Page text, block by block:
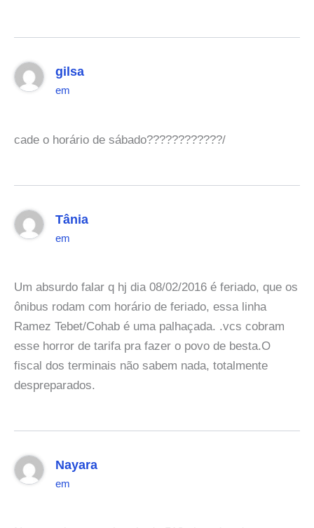
gilsa
em
cade o horário de sábado????????????/
Tânia
em
Um absurdo falar q hj dia 08/02/2016 é feriado, que os
ônibus rodam com horário de feriado, essa linha
Ramez Tebet/Cohab é uma palhaçada. .vcs cobram
esse horror de tarifa pra fazer o povo de besta.O
fiscal dos terminais não sabem nada, totalmente
despreparados.
Nayara
em